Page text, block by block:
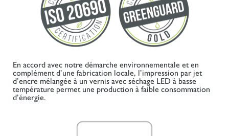
En accord avec notre démarche environnementale et en
complément d’une fabrication locale, l’impression par jet
d’encre mélangée à un vernis avec séchage LED à basse
température permet une production à faible consommation
d’énergie.